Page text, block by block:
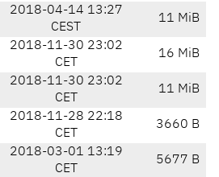
2018-04-14 13:27
CEST
11 MiB
2018-11-30 23:02
CET
16 MiB
2018-11-30 23:02
CET
11 MiB
2018-11-28 22:18
CET
3660 B
2018-03-01 13:19
CET
5677 B